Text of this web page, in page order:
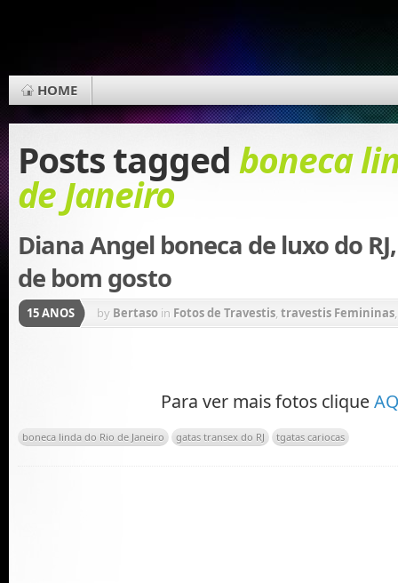
HOME
Posts tagged boneca
de Janeiro
Diana Angel boneca de luxo do
de bom gosto
15 ANOS by Bertaso in Fotos de Travestis, travestis Femininas
Para ver mais fotos clique
boneca linda do Rio de Janeiro gatas transex do RJ tgatas cariocas